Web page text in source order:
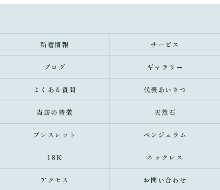
新着情報 サービス
ブログ ギャラリー
よくある質問 代表あいさつ
当店の特徴 天然石
ブレスレット ペンジュラム
18K ネックレス
アクセス お問い合わせ